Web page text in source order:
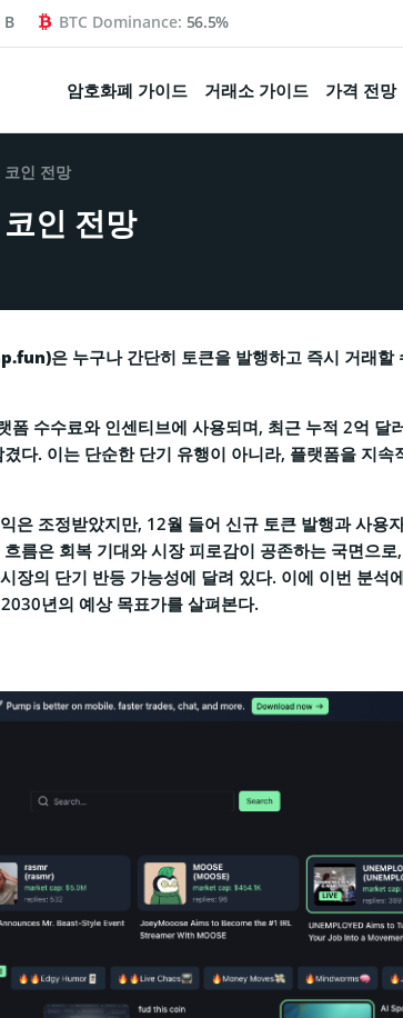
B BTC Dominance: 56.5%
암호화폐 가이드 거래소 가이드 가격 전망
인 전망
인 전망
은 누구나 간단히 토큰을 발행하고 즉시 거래할
수수료와 인센티브에 사용되며, 최근 누적 2억 달
다. 이는 단순한 단기 유행이 아니라, 플랫폼을 지속
은 조정받았지만, 12월 들어 신규 토큰 발행과 사용
름은 회복 기대와 시장 피로감이 공존하는 국면으
장의 단기 반등 가능성에 달려 있다. 이에 이번 분석
년의 예상 목표가를 살펴본다.